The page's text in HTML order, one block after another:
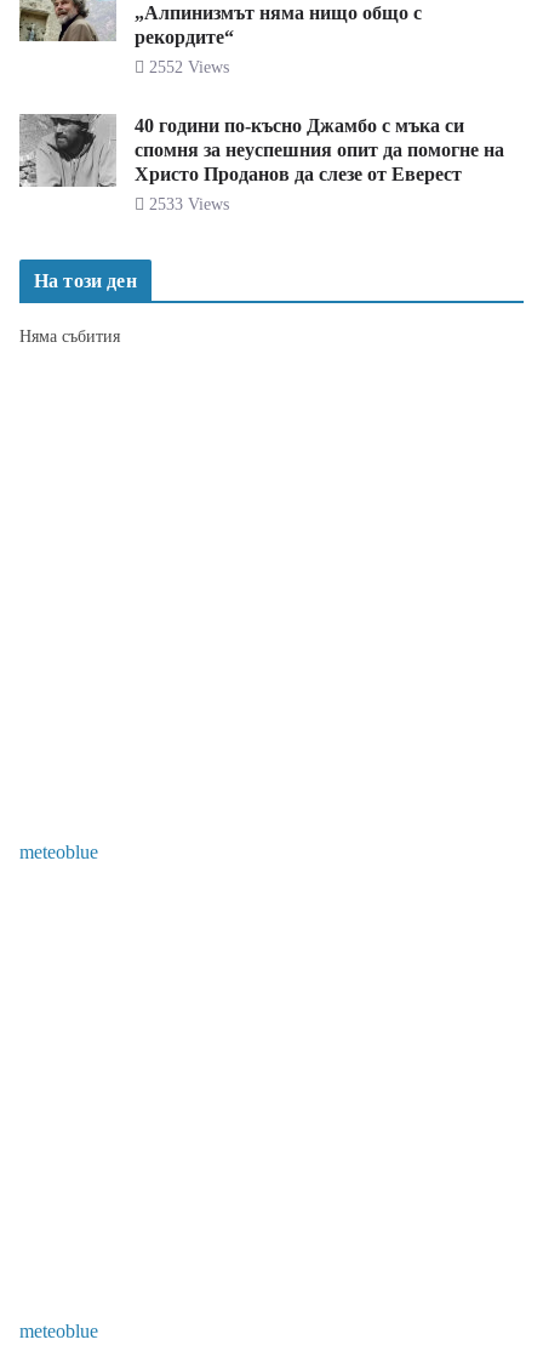
„Алпинизмът няма нищо общо с
рекордите“
2552 Views
40 години по-късно Джамбо с мъка си
спомня за неуспешния опит да помогне на
Христо Проданов да слезе от Еверест
2533 Views
На този ден
Няма събития
meteoblue
meteoblue